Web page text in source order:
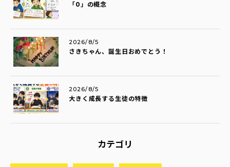
「0」の概念
さきちゃん、誕生日おめでとう！
2026/8/5
大きく成長する生徒の特徴
2026/8/5
カテゴリ